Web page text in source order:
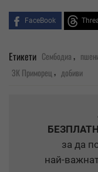
FaceBook
Етикети Сембодиа,
ЗК Приморец, добиви
за да
най-